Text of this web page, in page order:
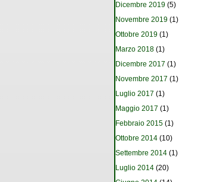
Dicembre 2019 (5)
Novembre 2019 (1)
Ottobre 2019 (1)
Marzo 2018 (1)
Dicembre 2017 (1)
Novembre 2017 (1)
Luglio 2017 (1)
Maggio 2017 (1)
Febbraio 2015 (1)
Ottobre 2014 (10)
Settembre 2014 (1)
Luglio 2014 (20)